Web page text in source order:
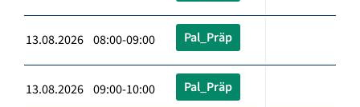
13.08.2026 08:00-09:00 Pal_Präp
13.08.2026 09:00-10:00 Pal_Präp